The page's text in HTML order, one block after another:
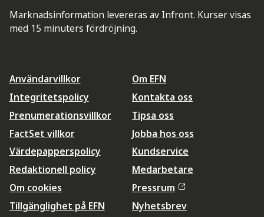
Marknadsinformation levereras av Infront. Kurser visas
med 15 minuters fördröjning.
Användarvillkor
Integritetspolicy
Prenumerationsvillkor
FactSet villkor
Värdepapperspolicy
Redaktionell policy
Om cookies
Tillgänglighet på EFN
Om EFN
Kontakta oss
Tipsa oss
Jobba hos oss
Kundservice
Medarbetare
Pressrum
Nyhetsbrev